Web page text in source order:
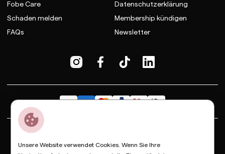
Fobe Care
Schaden melden
FAQs
Datenschutzerklärung
Membership kündigen
Newsletter
Dior
Saint Laurent
Prada Balenciaga Loewe
Unsere Website verwendet Cookies. Wenn Sie Ihre